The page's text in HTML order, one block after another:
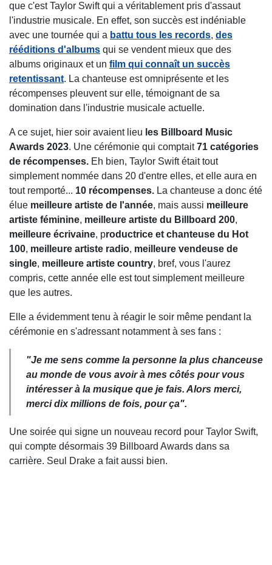
que c'est Taylor Swift qui a véritablement pris d'assaut
l'industrie musicale. En effet, son succès est indéniable
avec une tournée qui a battu tous les records, des
rééditions d'albums qui se vendent mieux que des
albums originaux et un film qui connaît un succès
retentissant. La chanteuse est omniprésente et les
récompenses pleuvent sur elle, témoignant de sa
domination dans l'industrie musicale actuelle.
A ce sujet, hier soir avaient lieu les Billboard Music
Awards 2023. Une cérémonie qui comptait71 catégories
de récompenses. Eh bien, Taylor Swift était tout
simplement nommée dans 20 d'entre elles, et elle aura en
tout remporté... 10 récompenses. La chanteuse a donc été
élue meilleure artiste de l'année, mais aussi meilleure
artiste féminine, meilleure artiste du Billboard 200,
meilleure écrivaine, productrice et chanteuse du Hot
100, meilleure artiste radio, meilleure vendeuse de
single, meilleure artiste country, bref, vous l'aurez
compris, cette année elle est tout simplement meilleure
que les autres.
Elle a évidemment tenu à réagir le soir même pendant la
cérémonie en s'adressant notamment à ses fans :
"Je me sens comme la personne la plus chanceuse
au monde de vous avoir à mes côtés pour vous
intéresser à la musique que je fais. Alors merci,
merci dix millions de fois, pour ça".
Une soirée qui signe un nouveau record pour Taylor Swift,
qui compte désormais 39 Billboard Awards dans sa
carrière. Seul Drake a fait aussi bien.